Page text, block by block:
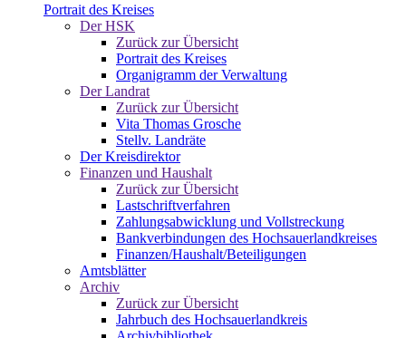
Portrait des Kreises
Der HSK
Zurück zur Übersicht
Portrait des Kreises
Organigramm der Verwaltung
Der Landrat
Zurück zur Übersicht
Vita Thomas Grosche
Stellv. Landräte
Der Kreisdirektor
Finanzen und Haushalt
Zurück zur Übersicht
Lastschriftverfahren
Zahlungsabwicklung und Vollstreckung
Bankverbindungen des Hochsauerlandkreises
Finanzen/Haushalt/Beteiligungen
Amtsblätter
Archiv
Zurück zur Übersicht
Jahrbuch des Hochsauerlandkreis